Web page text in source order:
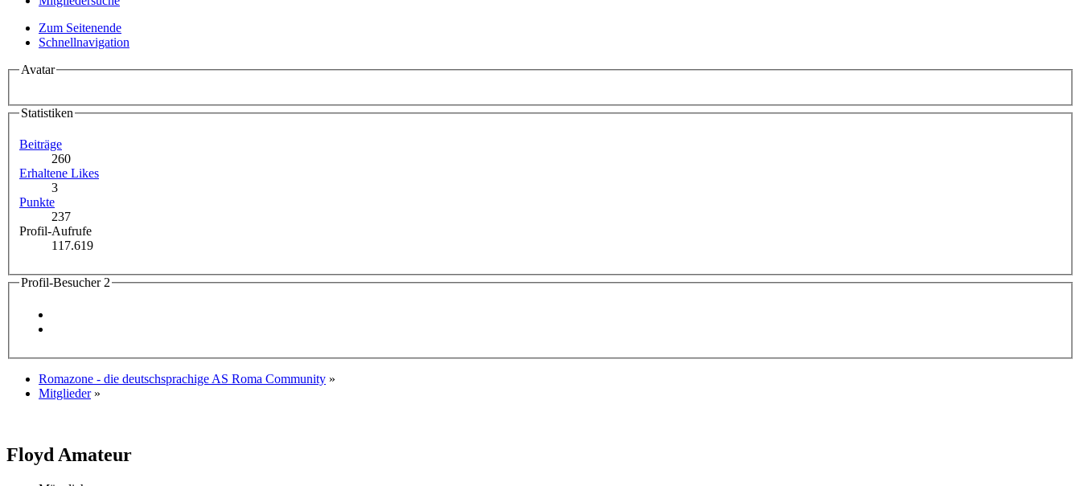
Zum Seitenende
Schnellnavigation
Avatar
Statistiken
Beiträge
260
Erhaltene Likes
3
Punkte
237
Profil-Aufrufe
117.619
Profil-Besucher 2
Romazone - die deutschsprachige AS Roma Community »
Mitglieder »
Floyd Amateur